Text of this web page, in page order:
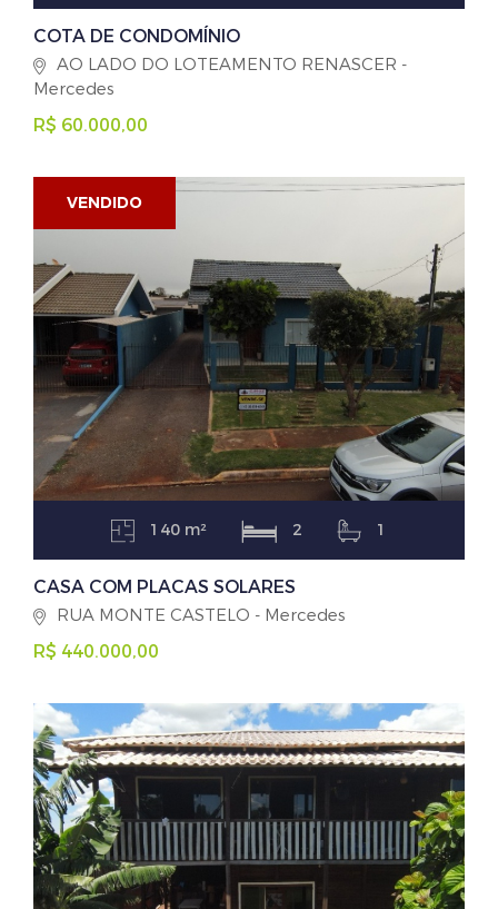
COTA DE CONDOMÍNIO
AO LADO DO LOTEAMENTO RENASCER -
Mercedes
R$ 60.000,00
VENDIDO
140 m² 2 1
CASA COM PLACAS SOLARES
RUA MONTE CASTELO - Mercedes
R$ 440.000,00